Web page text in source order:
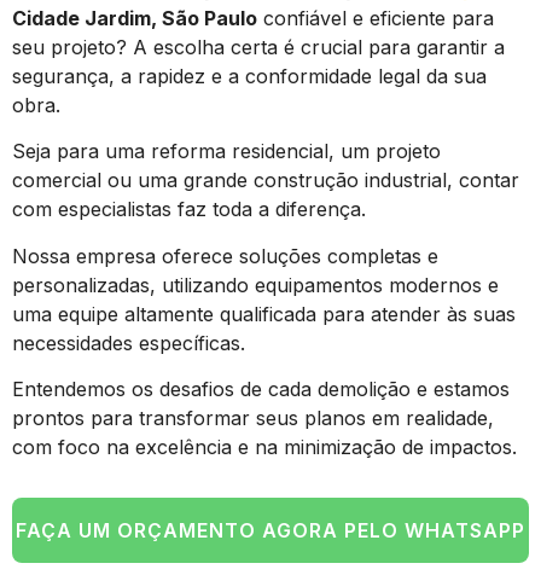
Cidade Jardim, São Paulo confiável e eficiente para
seu projeto? A escolha certa é crucial para garantir a
segurança, a rapidez e a conformidade legal da sua
obra.
Seja para uma reforma residencial, um projeto
comercial ou uma grande construção industrial, contar
com especialistas faz toda a diferença.
Nossa empresa oferece soluções completas e
personalizadas, utilizando equipamentos modernos e
uma equipe altamente qualificada para atender às suas
necessidades específicas.
Entendemos os desafios de cada demolição e estamos
prontos para transformar seus planos em realidade,
com foco na excelência e na minimização de impactos.
FAÇA UM ORÇAMENTO AGORA PELO WHATSAPP